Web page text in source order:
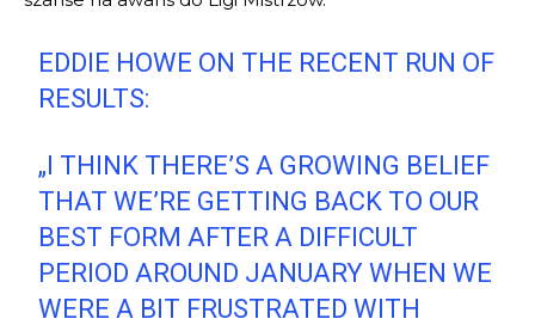
EDDIE HOWE ON THE RECENT RUN OF
RESULTS:
„I THINK THERE’S A GROWING BELIEF
THAT WE’RE GETTING BACK TO OUR
BEST FORM AFTER A DIFFICULT
PERIOD AROUND JANUARY WHEN WE
WERE A BIT FRUSTRATED WITH